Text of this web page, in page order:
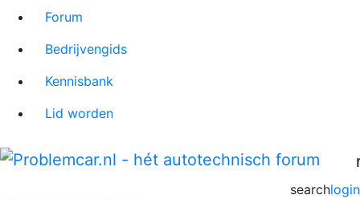
Forum
Bedrijvengids
Kennisbank
Lid worden
login
search